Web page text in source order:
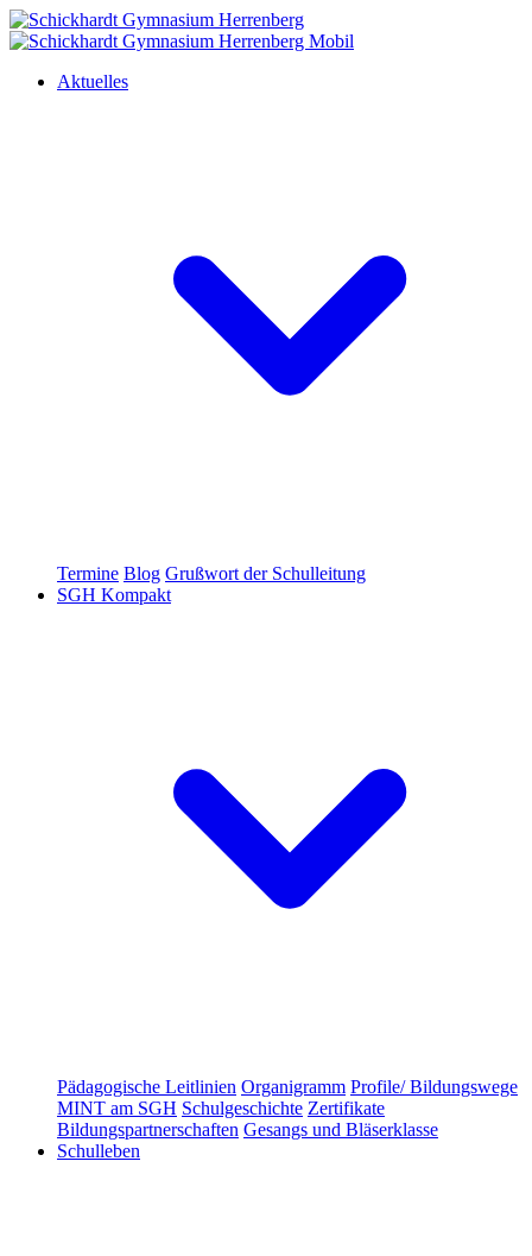
Aktuelles
Termine Blog Grußwort der Schulleitung
SGH Kompakt
Pädagogische Leitlinien Organigramm Profile/ Bildungswege
MINT am SGH Schulgeschichte Zertifikate
Bildungspartnerschaften Gesangs und Bläserklasse
Schulleben